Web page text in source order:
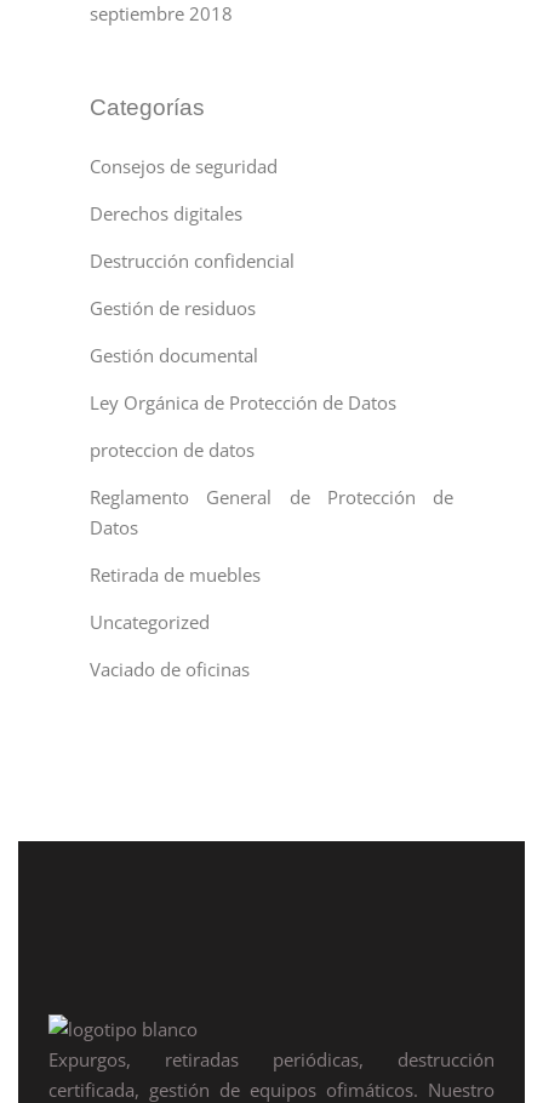
septiembre 2018
Categorías
Consejos de seguridad
Derechos digitales
Destrucción confidencial
Gestión de residuos
Gestión documental
Ley Orgánica de Protección de Datos
proteccion de datos
Reglamento General de Protección de
Datos
Retirada de muebles
Uncategorized
Vaciado de oficinas
Expurgos, retiradas periódicas, destrucción
certificada, gestión de equipos ofimáticos. Nuestro